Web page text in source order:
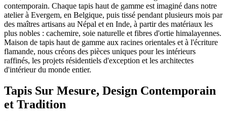
contemporain. Chaque tapis haut de gamme est imaginé dans notre
atelier à Evergem, en Belgique, puis tissé pendant plusieurs mois par
des maîtres artisans au Népal et en Inde, à partir des matériaux les
plus nobles : cachemire, soie naturelle et fibres d'ortie himalayennes.
Maison de tapis haut de gamme aux racines orientales et à l'écriture
flamande, nous créons des pièces uniques pour les intérieurs
raffinés, les projets résidentiels d'exception et les architectes
d'intérieur du monde entier.
Tapis Sur Mesure, Design Contemporain
et Tradition